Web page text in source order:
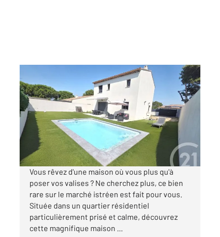
98 m2, 4 pièces
Ref : 3047
Maison à vendre
426 000 €
Visiter le site dédié
Vous rêvez d'une maison où vous plus qu'à
poser vos valises ? Ne cherchez plus, ce bien
rare sur le marché istréen est fait pour vous.
Située dans un quartier résidentiel
particulièrement prisé et calme, découvrez
cette magnifique maison ...